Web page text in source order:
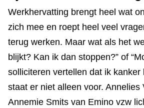
Werkhervatting brengt heel wat
zich mee en roept heel veel
terug werken. Maar wat als het
blijkt? Kan ik dan stoppen?” of
solliciteren vertellen dat ik kanker
staat er niet alleen voor. Annelies
Annemie Smits van Emino vzw